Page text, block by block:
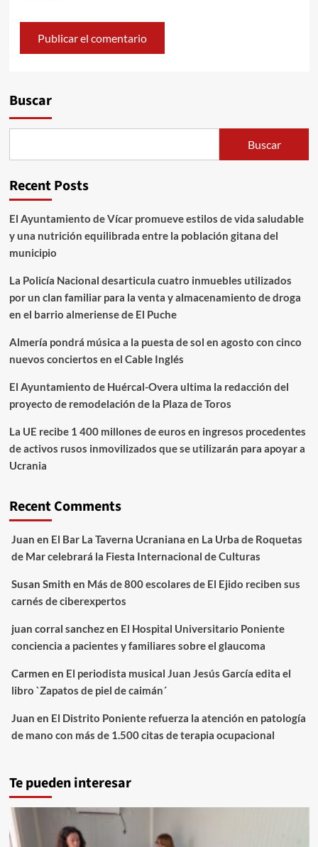
Buscar
Buscar
Recent Posts
El Ayuntamiento de Vícar promueve estilos de vida saludable
y una nutrición equilibrada entre la población gitana del
municipio
La Policía Nacional desarticula cuatro inmuebles utilizados
por un clan familiar para la venta y almacenamiento de droga
en el barrio almeriense de El Puche
Almería pondrá música a la puesta de sol en agosto con cinco
nuevos conciertos en el Cable Inglés
El Ayuntamiento de Huércal-Overa ultima la redacción del
proyecto de remodelación de la Plaza de Toros
La UE recibe 1 400 millones de euros en ingresos procedentes
de activos rusos inmovilizados que se utilizarán para apoyar a
Ucrania
Recent Comments
Juan en El Bar La Taverna Ucraniana en La Urba de Roquetas
de Mar celebrará la Fiesta Internacional de Culturas
Susan Smith en Más de 800 escolares de El Ejido reciben sus
carnés de ciberexpertos
juan corral sanchezen El Hospital Universitario Poniente
conciencia a pacientes y familiares sobre el glaucoma
Carmen en El periodista musical Juan Jesús García edita el
libro `Zapatos de piel de caimán´
Juan en El Distrito Poniente refuerza la atención en patología
de mano con más de 1.500 citas de terapia ocupacional
Te pueden interesar